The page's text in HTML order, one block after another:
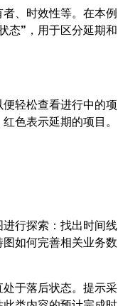
、时效性等。在本例
态”，用于区分延期和
便轻松查看进行中的项
色表示延期的项目。
行探索：找出时间线
如何完善相关业务数
于落后状态。提示采